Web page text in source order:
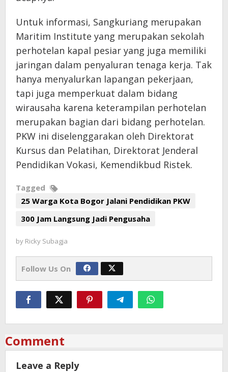
Untuk informasi, Sangkuriang merupakan
Maritim Institute yang merupakan sekolah
perhotelan kapal pesiar yang juga memiliki
jaringan dalam penyaluran tenaga kerja. Tak
hanya menyalurkan lapangan pekerjaan,
tapi juga memperkuat dalam bidang
wirausaha karena keterampilan perhotelan
merupakan bagian dari bidang perhotelan.
PKW ini diselenggarakan oleh Direktorat
Kursus dan Pelatihan, Direktorat Jenderal
Pendidikan Vokasi, Kemendikbud Ristek.
Tagged
25 Warga Kota Bogor Jalani Pendidikan PKW
300 Jam Langsung Jadi Pengusaha
by Ricky Subagja
Follow Us On
Comment
Leave a Reply